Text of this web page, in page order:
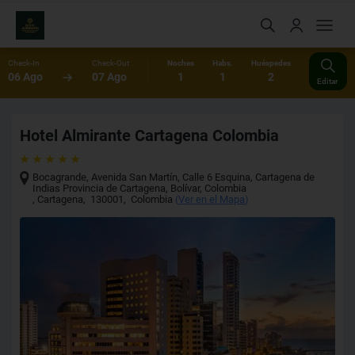
Check-In
06 Ago
Check-Out
07 Ago
Noches
1
Habs.
1
Huéspedes
2 Editar
Hotel Almirante Cartagena Colombia
Bocagrande, Avenida San Martín, Calle 6 Esquina, Cartagena de
Indias Provincia de Cartagena, Bolívar, Colombia
, Cartagena, 130001 , Colombia (Ver en el Mapa)